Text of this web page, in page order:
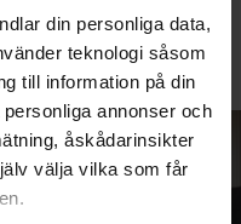
din personliga data,
teknologi såsom
till information på din
annonser och
åskådarinsikter
välja vilka som får
VISA MER VIMMEL